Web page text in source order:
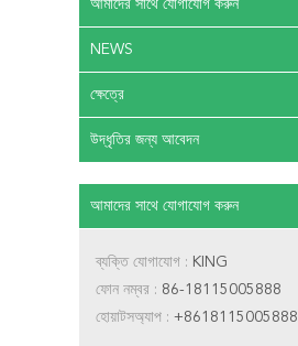
আমাদের সাথে যোগাযোগ করুন
NEWS
ক্ষেত্রে
উদ্ধৃতির জন্য আবেদন
আমাদের সাথে যোগাযোগ করুন
ব্যক্তি যোগাযোগ : KING
ফোন নম্বর : 86-18115005888
হোয়াটসঅ্যাপ : +8618115005888